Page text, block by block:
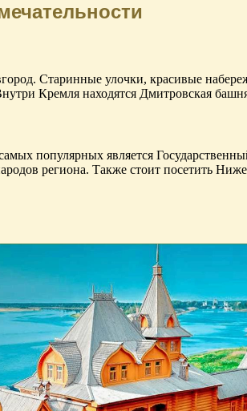
Старинные улочки, красивые
Кремля находятся Дмитровская
популярных является
региона. Также стоит посетить